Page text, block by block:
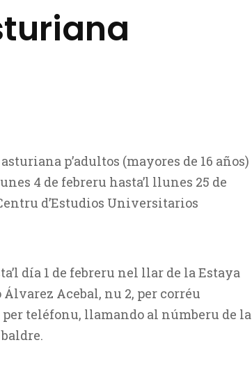
p’adultos (mayores de 16 años)
4 de febreru hasta’l llunes 25 de
d’Estudios Universitarios
día 1 de febreru nel llar de la Estaya
Acebal, nu 2, per corréu
teléfonu, llamando al númberu de la